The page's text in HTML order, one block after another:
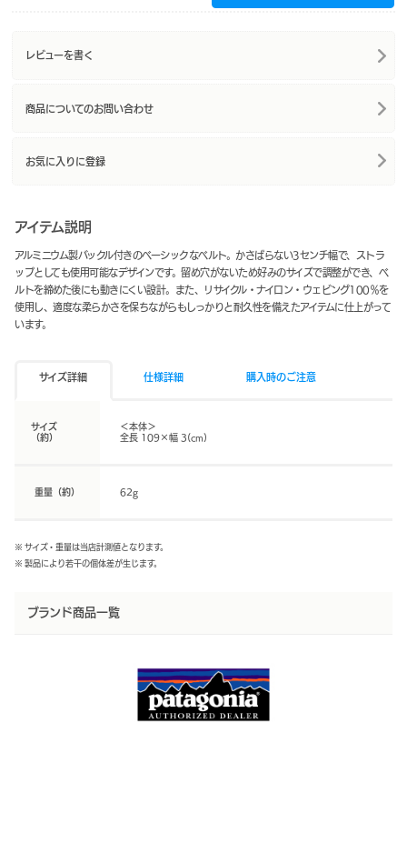
レビューを書く
商品についてのお問い合わせ
お気に入りに登録
アイテム説明
アルミニウム製バックル付きのベーシックなベルト。かさばらない3センチ幅で、ストラ
ップとしても使用可能なデザインです。留め穴がないため好みのサイズで調整ができ、ベ
ルトを締めた後にも動きにくい設計。また、リサイクル・ナイロン・ウェビング100％を
使用し、適度な柔らかさを保ちながらもしっかりと耐久性を備えたアイテムに仕上がって
います。
サイズ詳細 仕様詳細 購入時のご注意
サイズ
（約）
＜本体＞
全長 109×幅 3(cm)
重量（約） 62g
※ サイズ・重量は当店計測値となります。
※ 製品により若干の個体差が生じます。
ブランド商品一覧